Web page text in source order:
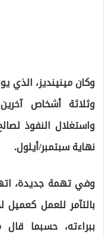
وكان مينينديز، الذي
وثلاثة أشخاص
واستغلال النفوذ
نهاية سبتمبر/أيلول.
وفي تهمة جديدة،
بالتآمر للعمل
ببراءته، حسبما